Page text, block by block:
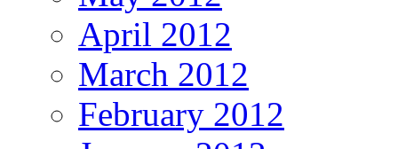
April 2012
March 2012
February 2012